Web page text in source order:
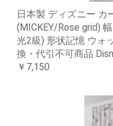
日本製 ディズニー カ
(MICKEY/Rose grid)
光2級) 形状記憶 ウォ
換・代引不可商品
￥7,150